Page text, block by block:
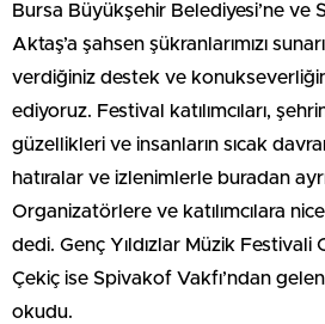
Bursa Büyükşehir Belediyesi’ne ve
Aktaş’a şahsen şükranlarımızı
verdiğiniz destek ve
ediyoruz. Festival katılımcıları,
güzellikleri ve insanların sıcak
hatıralar ve izlenimlerle buradan
Organizatörlere ve katılımcılara
dedi. Genç Yıldızlar Müzik Festivali
Çekiç ise Spivakof Vakfı’ndan
okudu.